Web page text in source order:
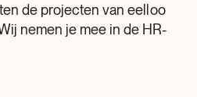
de projecten van eelloo
nemen je mee in de HR-